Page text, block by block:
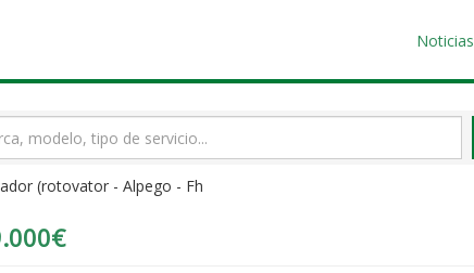
Noticias
(rotovator - Alpego - Fh